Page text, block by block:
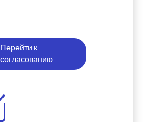
Перейти к
согласованию